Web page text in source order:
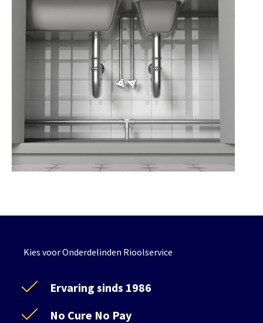
Kies voor Onderdelinden Rioolservice
Ervaring sinds 1986
No Cure No Pay